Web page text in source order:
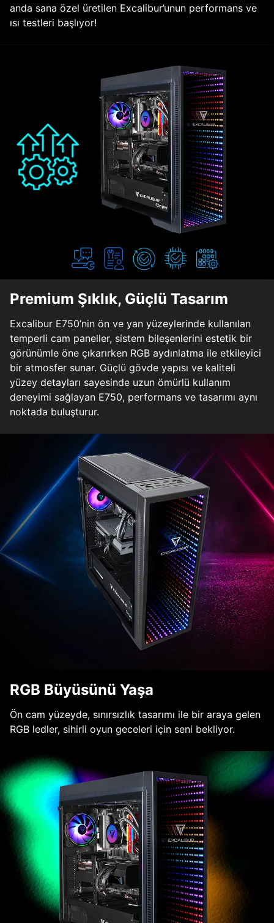
anda sana özel üretilen Excalibur’unun performans ve
ısı testleri başlıyor!
Premium Şıklık, Güçlü Tasarım
Excalibur E750’nin ön ve yan yüzeylerinde kullanılan
temperli cam paneller, sistem bileşenlerini estetik bir
görünümle öne çıkarırken RGB aydınlatma ile etkileyici
bir atmosfer sunar. Güçlü gövde yapısı ve kaliteli
yüzey detayları sayesinde uzun ömürlü kullanım
deneyimi sağlayan E750, performans ve tasarımı aynı
noktada buluşturur.
RGB Büyüsünü Yaşa
Ön cam yüzeyde, sınırsızlık tasarımı ile bir araya gelen
RGB ledler, sihirli oyun geceleri için seni bekliyor.